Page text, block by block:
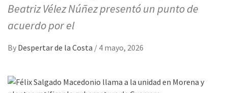
Beatriz Vélez Núñez presentó un punto de
acuerdo por el
By Despertar de la Costa / 4 mayo, 2026